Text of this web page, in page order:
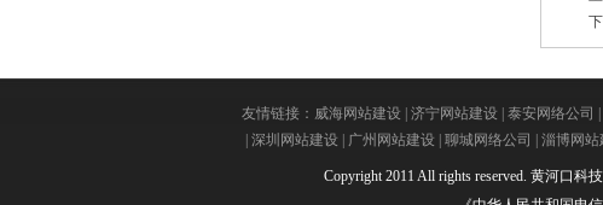
友情链接： 威海网站建设| 济宁网站建设| 泰安网络公司
深圳网站建设| 广州网站建设| 聊城网络公司 淄博网站
Copyright 2011 All rights reserved. 黄河口科技